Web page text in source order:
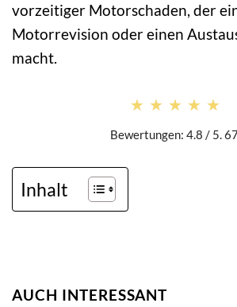
vorzeitiger Motorschaden, der
Motorrevision oder einen
macht.
★★★★★
★★★★★
Bewertungen: 4.8 / 5.
Inhalt
AUCH INTERESSANT